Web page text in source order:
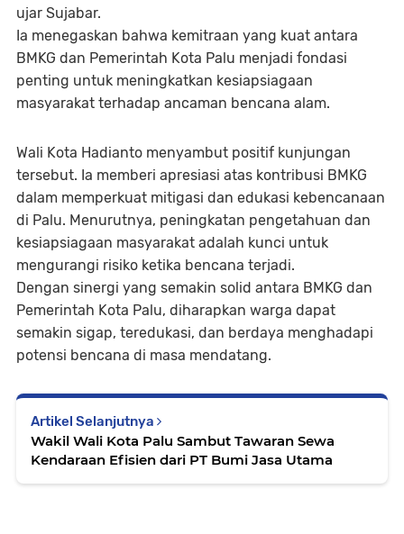
ujar Sujabar.
Ia menegaskan bahwa kemitraan yang kuat antara
BMKG dan Pemerintah Kota Palu menjadi fondasi
penting untuk meningkatkan kesiapsiagaan
masyarakat terhadap ancaman bencana alam.
Wali Kota Hadianto menyambut positif kunjungan
tersebut. Ia memberi apresiasi atas kontribusi BMKG
dalam memperkuat mitigasi dan edukasi kebencanaan
di Palu. Menurutnya, peningkatan pengetahuan dan
kesiapsiagaan masyarakat adalah kunci untuk
mengurangi risiko ketika bencana terjadi.
Dengan sinergi yang semakin solid antara BMKG dan
Pemerintah Kota Palu, diharapkan warga dapat
semakin sigap, teredukasi, dan berdaya menghadapi
potensi bencana di masa mendatang.
Artikel Selanjutnya
Wakil Wali Kota Palu Sambut Tawaran Sewa
Kendaraan Efisien dari PT Bumi Jasa Utama